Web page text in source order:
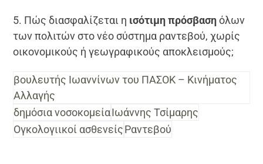
5. Πώς διασφαλίζεται η ισότιμη πρόσβασηόλων
των πολιτών στο νέο σύστημα ραντεβού, χωρίς
οικονομικούς ή γεωγραφικούς αποκλεισμούς;
βουλευτής Ιωαννίνων του ΠΑΣΟΚ – Κινήματος
Αλλαγής
δημόσια νοσοκομείαΙωάννης Τσίμαρης
Ογκολογιικοί ασθενείςΡαντεβού